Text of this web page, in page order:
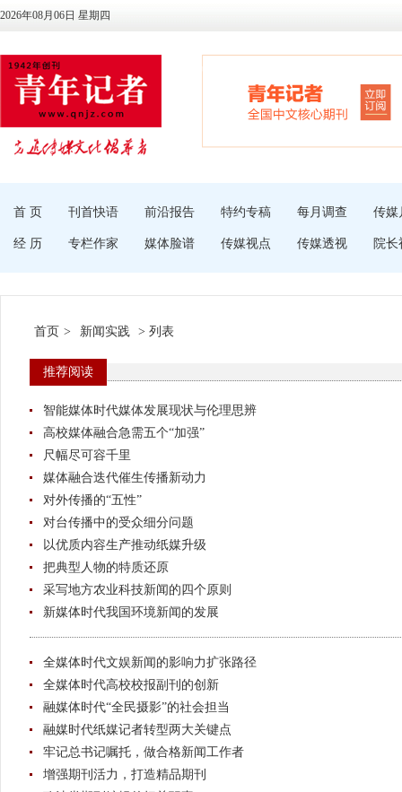
2026年08月06日 星期四
首 页 刊首快语 前沿报告 特约专稿 每月调查 传媒
经 历 专栏作家 媒体脸谱 传媒视点 传媒透视 院长
首页 > 新闻实践 > 列表
推荐阅读
智能媒体时代媒体发展现状与伦理思辨
高校媒体融合急需五个“加强”
尺幅尽可容千里
媒体融合迭代催生传播新动力
对外传播的“五性”
对台传播中的受众细分问题
以优质内容生产推动纸媒升级
把典型人物的特质还原
采写地方农业科技新闻的四个原则
新媒体时代我国环境新闻的发展
全媒体时代文娱新闻的影响力扩张路径
全媒体时代高校校报副刊的创新
融媒体时代“全民摄影”的社会担当
融媒时代纸媒记者转型两大关键点
牢记总书记嘱托，做合格新闻工作者
增强期刊活力，打造精品期刊